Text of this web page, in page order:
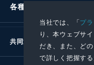
当社では、「プ
り、本ウェブサ
だき、また、ど
で詳しく把握す
各種お問い合わせ
共同通信社グループ